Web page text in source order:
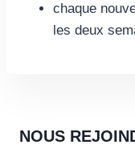
chaque
les deux
NOUS